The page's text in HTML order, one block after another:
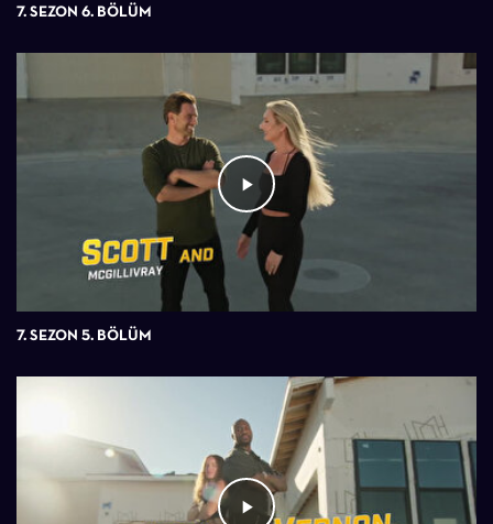
7. SEZON 6. BÖLÜM
7. SEZON 5. BÖLÜM